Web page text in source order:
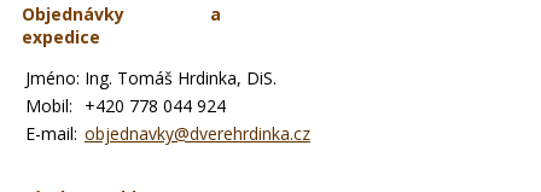
Objednávky a
expedice
Jméno: Ing. Tomáš Hrdinka, DiS.
Mobil:
+420 778 044 924
E-mail: objednavky@dverehrdinka.cz